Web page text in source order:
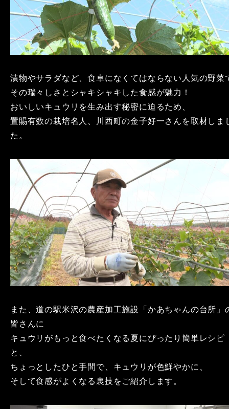
漬物やサラダなど、食卓になくてはならない人気の野菜
その瑞々しさとシャキシャキした食感が魅力！
おいしいキュウリを生み出す秘密に迫るため、
置賜有数の栽培名人、川西町の金子好一さんを取材しま
た。
また、道の駅米沢の農産加工施設「かあちゃんの台所」
皆さんに
キュウリがもっと食べたくなる夏にぴったり簡単レシピ
と、
ちょっとしたひと手間で、キュウリが色鮮やかに、
そして食感がよくなる裏技をご紹介します。